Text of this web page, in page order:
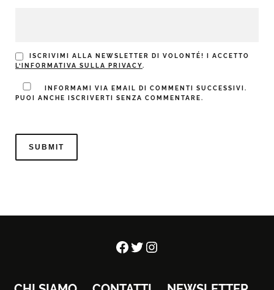
ISCRIVIMI ALLA NEWSLETTER DI VOLONTÉ! I ACCETTO
L’INFORMATIVA SULLA PRIVACY.
INFORMAMI VIA EMAIL DI COMMENTI SUCCESSIVI.
PUOI ANCHE ISCRIVERTI SENZA COMMENTARE.
Facebook
Twitter
Instagram